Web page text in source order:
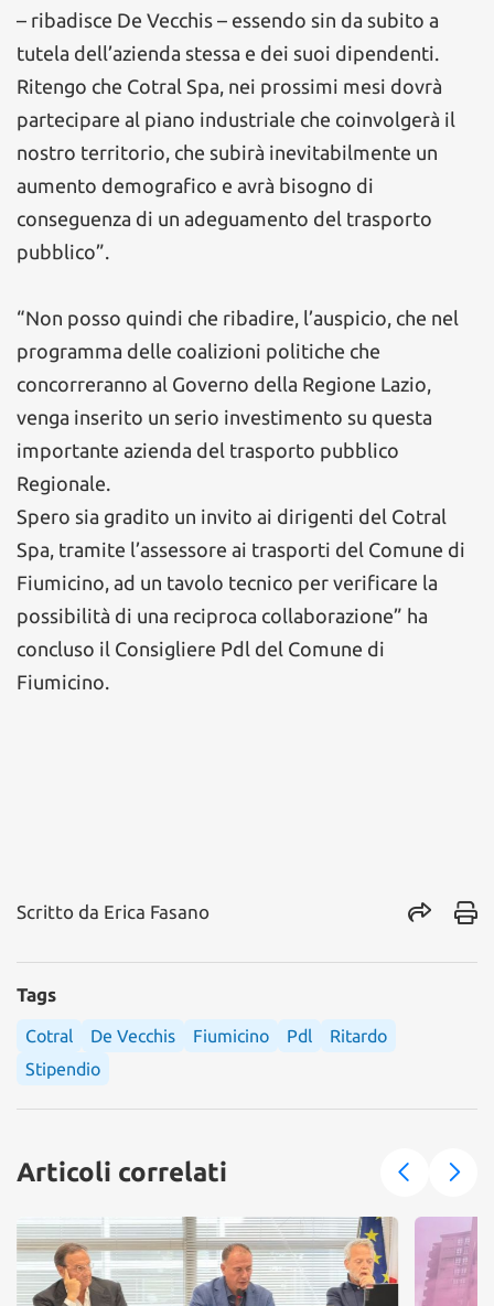
– ribadisce De Vecchis – essendo sin da subito a
tutela dell’azienda stessa e dei suoi dipendenti.
Ritengo che Cotral Spa, nei prossimi mesi dovrà
partecipare al piano industriale che coinvolgerà il
nostro territorio, che subirà inevitabilmente un
aumento demografico e avrà bisogno di
conseguenza di un adeguamento del trasporto
pubblico”.
“Non posso quindi che ribadire, l’auspicio, che nel
programma delle coalizioni politiche che
concorreranno al Governo della Regione Lazio,
venga inserito un serio investimento su questa
importante azienda del trasporto pubblico
Regionale.
Spero sia gradito un invito ai dirigenti del Cotral
Spa, tramite l’assessore ai trasporti del Comune di
Fiumicino, ad un tavolo tecnico per verificare la
possibilità di una reciproca collaborazione” ha
concluso il Consigliere Pdl del Comune di
Fiumicino.
Scritto da Erica Fasano
Tags
Cotral De Vecchis Fiumicino Pdl
Ritardo
Stipendio
Articoli correlati